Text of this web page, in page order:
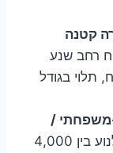
קטנה
רחב שנע
בין 2,000 ל-5,000 ש"ח, תלוי בגודל
משפחתי /
יכול לנוע בין 4,000